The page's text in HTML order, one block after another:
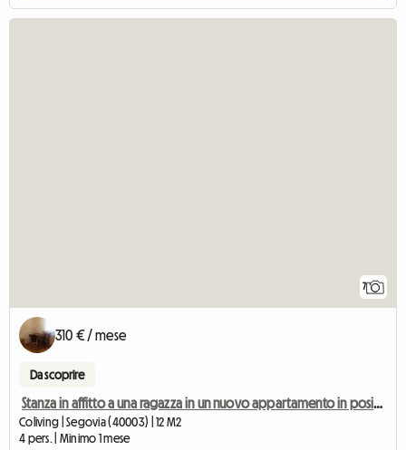
7
310 € / mese
Da scoprire
Stanza in affitto a una ragazza in un nuovo appartamento in posizione centrale
Coliving | Segovia (40003) | 12 M2
4 pers. | Minimo 1 mese